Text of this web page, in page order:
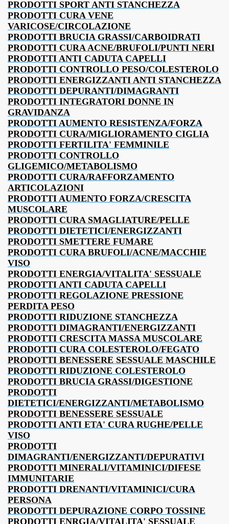
PRODOTTI SPORT ANTI STANCHEZZA
PRODOTTI CURA VENE
VARICOSE/CIRCOLAZIONE
PRODOTTI BRUCIA GRASSI/CARBOIDRATI
PRODOTTI CURA ACNE/BRUFOLI/PUNTI NERI
PRODOTTI ANTI CADUTA CAPELLI
PRODOTTI CONTROLLO PESO/COLESTEROLO
PRODOTTI ENERGIZZANTI ANTI STANCHEZZA
PRODOTTI DEPURANTI/DIMAGRANTI
PRODOTTI INTEGRATORI DONNE IN
GRAVIDANZA
PRODOTTI AUMENTO RESISTENZA/FORZA
PRODOTTI CURA/MIGLIORAMENTO CIGLIA
PRODOTTI FERTILITA' FEMMINILE
PRODOTTI CONTROLLO
GLIGEMICO/METABOLISMO
PRODOTTI CURA/RAFFORZAMENTO
ARTICOLAZIONI
PRODOTTI AUMENTO FORZA/CRESCITA
MUSCOLARE
PRODOTTI CURA SMAGLIATURE/PELLE
PRODOTTI DIETETICI/ENERGIZZANTI
PRODOTTI SMETTERE FUMARE
PRODOTTI CURA BRUFOLI/ACNE/MACCHIE
VISO
PRODOTTI ENERGIA/VITALITA' SESSUALE
PRODOTTI ANTI CADUTA CAPELLI
PRODOTTI REGOLAZIONE PRESSIONE
PERDITA PESO
PRODOTTI RIDUZIONE STANCHEZZA
PRODOTTI DIMAGRANTI/ENERGIZZANTI
PRODOTTI CRESCITA MASSA MUSCOLARE
PRODOTTI CURA COLESTEROLO/FEGATO
PRODOTTI BENESSERE SESSUALE MASCHILE
PRODOTTI RIDUZIONE COLESTEROLO
PRODOTTI BRUCIA GRASSI/DIGESTIONE
PRODOTTI
DIETETICI/ENERGIZZANTI/METABOLISMO
PRODOTTI BENESSERE SESSUALE
PRODOTTI ANTI ETA' CURA RUGHE/PELLE
VISO
PRODOTTI
DIMAGRANTI/ENERGIZZANTI/DEPURATIVI
PRODOTTI MINERALI/VITAMINICI/DIFESE
IMMUNITARIE
PRODOTTI DRENANTI/VITAMINICI/CURA
PERSONA
PRODOTTI DEPURAZIONE CORPO TOSSINE
PRODOTTI ENRGIA/VITALITA' SESSUALE